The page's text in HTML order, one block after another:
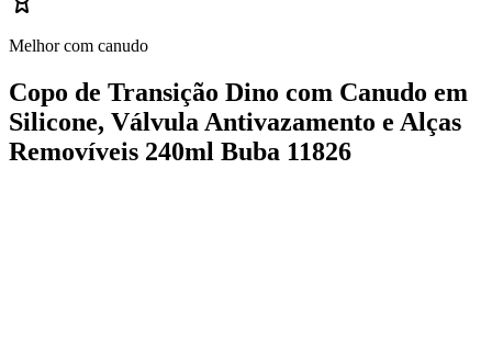
Melhor com canudo
Copo de Transição Dino com Canudo em
Silicone, Válvula Antivazamento e Alças
Removíveis 240ml Buba 11826